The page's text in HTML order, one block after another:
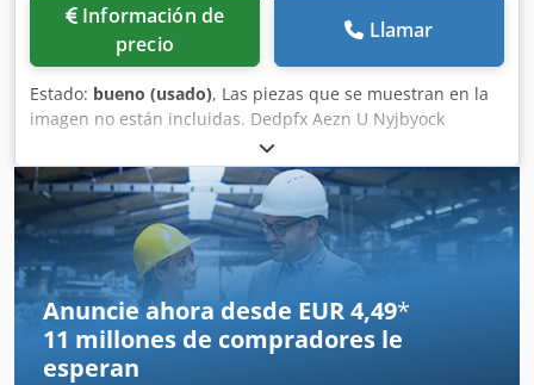
Información de
precio
Llamar
Estado: bueno (usado), Las piezas que se muestran en la
imagen no están incluidas. Dedpfx Aezn U Nyjbyock
VEMAG HP30E, 2011. MULTIVAC R535, 2009.
Anuncie ahora desde EUR 4,49*
11 millones de compradores le
esperan